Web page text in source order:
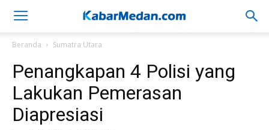
Beranda Sumatra Utara
Penangkapan 4 Polisi yang
Lakukan Pemerasan
Diapresiasi